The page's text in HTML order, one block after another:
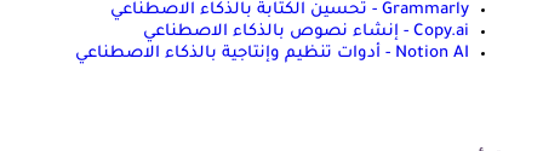
Grammarly - تحسين الكتابة بالذكاء الاصطناعي
Copy.ai - إنشاء نصوص بالذكاء الاصطناعي
Notion AI - أدوات تنظيم وإنتاجية بالذكاء الاصطناعي